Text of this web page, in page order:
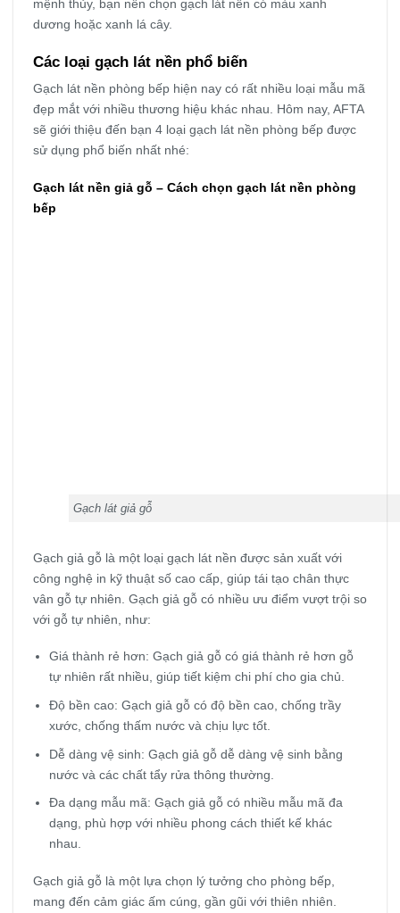
mệnh thủy, bạn nên chọn gạch lát nền có màu xanh
dương hoặc xanh lá cây.
Các loại gạch lát nền phổ biến
Gạch lát nền phòng bếp hiện nay có rất nhiều loại mẫu mã
đẹp mắt với nhiều thương hiệu khác nhau. Hôm nay, AFTA
sẽ giới thiệu đến bạn 4 loại gạch lát nền phòng bếp được
sử dụng phổ biến nhất nhé:
Gạch lát nền giả gỗ – Cách chọn gạch lát nền phòng
bếp
Gạch lát giả gỗ
Gạch giả gỗ là một loại gạch lát nền được sản xuất với
công nghệ in kỹ thuật số cao cấp, giúp tái tạo chân thực
vân gỗ tự nhiên. Gạch giả gỗ có nhiều ưu điểm vượt trội so
với gỗ tự nhiên, như:
Giá thành rẻ hơn: Gạch giả gỗ có giá thành rẻ hơn gỗ
tự nhiên rất nhiều, giúp tiết kiệm chi phí cho gia chủ.
Độ bền cao: Gạch giả gỗ có độ bền cao, chống trầy
xước, chống thấm nước và chịu lực tốt.
Dễ dàng vệ sinh: Gạch giả gỗ dễ dàng vệ sinh bằng
nước và các chất tẩy rửa thông thường.
Đa dạng mẫu mã: Gạch giả gỗ có nhiều mẫu mã đa
dạng, phù hợp với nhiều phong cách thiết kế khác
nhau.
Gạch giả gỗ là một lựa chọn lý tưởng cho phòng bếp,
mang đến cảm giác ấm cúng, gần gũi với thiên nhiên.